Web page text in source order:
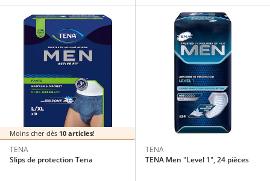
Moins cher dès 10 articles!
TENA
Slips de protection Tena
TENA
TENA Men "Level 1", 24 pièces